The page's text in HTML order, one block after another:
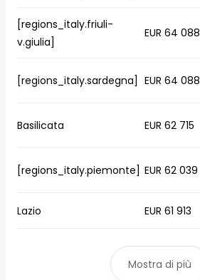
[regions_italy.friuli-
v.giulia]
EUR 64 088
[regions_italy.sardegna] EUR 64 088
Basilicata EUR 62 715
[regions_italy.piemonte] EUR 62 039
Lazio EUR 61 913
Mostra di più